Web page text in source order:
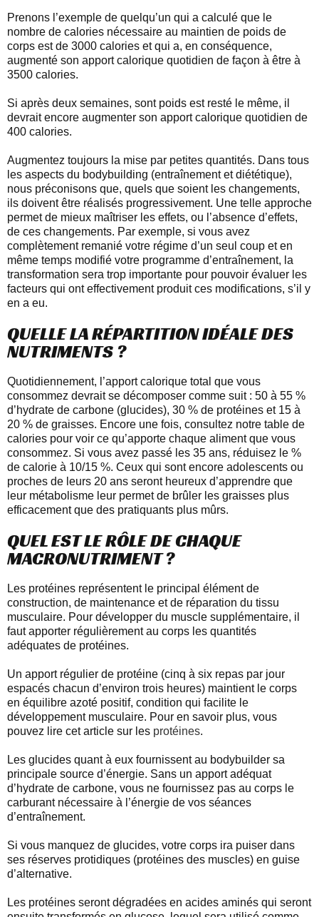
Prenons l’exemple de quelqu’un qui a calculé que le
nombre de calories nécessaire au maintien de poids de
corps est de 3000 calories et qui a, en conséquence,
augmenté son apport calorique quotidien de façon à être à
3500 calories.
Si après deux semaines, sont poids est resté le même, il
devrait encore augmenter son apport calorique quotidien de
400 calories.
Augmentez toujours la mise par petites quantités. Dans tous
les aspects du bodybuilding (entraînement et diététique),
nous préconisons que, quels que soient les changements,
ils doivent être réalisés progressivement. Une telle approche
permet de mieux maîtriser les effets, ou l’absence d’effets,
de ces changements. Par exemple, si vous avez
complètement remanié votre régime d’un seul coup et en
même temps modifié votre programme d’entraînement, la
transformation sera trop importante pour pouvoir évaluer les
facteurs qui ont effectivement produit ces modifications, s’il y
en a eu.
QUELLE LA RÉPARTITION IDÉALE DES
NUTRIMENTS ?
Quotidiennement, l’apport calorique total que vous
consommez devrait se décomposer comme suit : 50 à 55 %
d’hydrate de carbone (glucides), 30 % de protéines et 15 à
20 % de graisses. Encore une fois, consultez notre table de
calories pour voir ce qu’apporte chaque aliment que vous
consommez. Si vous avez passé les 35 ans, réduisez le %
de calorie à 10/15 %. Ceux qui sont encore adolescents ou
proches de leurs 20 ans seront heureux d’apprendre que
leur métabolisme leur permet de brûler les graisses plus
efficacement que des pratiquants plus mûrs.
QUEL EST LE RÔLE DE CHAQUE
MACRONUTRIMENT ?
Les protéines représentent le principal élément de
construction, de maintenance et de réparation du tissu
musculaire. Pour développer du muscle supplémentaire, il
faut apporter régulièrement au corps les quantités
adéquates de protéines.
Un apport régulier de protéine (cinq à six repas par jour
espacés chacun d’environ trois heures) maintient le corps
en équilibre azoté positif, condition qui facilite le
développement musculaire. Pour en savoir plus, vous
pouvez lire cet article sur les protéines.
Les glucides quant à eux fournissent au bodybuilder sa
principale source d’énergie. Sans un apport adéquat
d’hydrate de carbone, vous ne fournissez pas au corps le
carburant nécessaire à l’énergie de vos séances
d’entraînement.
Si vous manquez de glucides, votre corps ira puiser dans
ses réserves protidiques (protéines des muscles) en guise
d’alternative.
Les protéines seront dégradées en acides aminés qui seront